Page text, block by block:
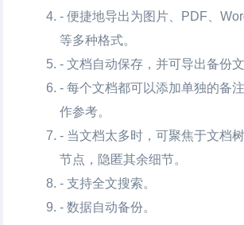
- 便捷地导出为图片、PDF、
等多种格式。
- 文档自动保存，并可导出备份文
- 每个文档都可以添加单独的备
作参考。
- 当文档太多时，可聚焦于文档
节点，隐匿其余细节。
- 支持全文搜索。
- 数据自动备份。